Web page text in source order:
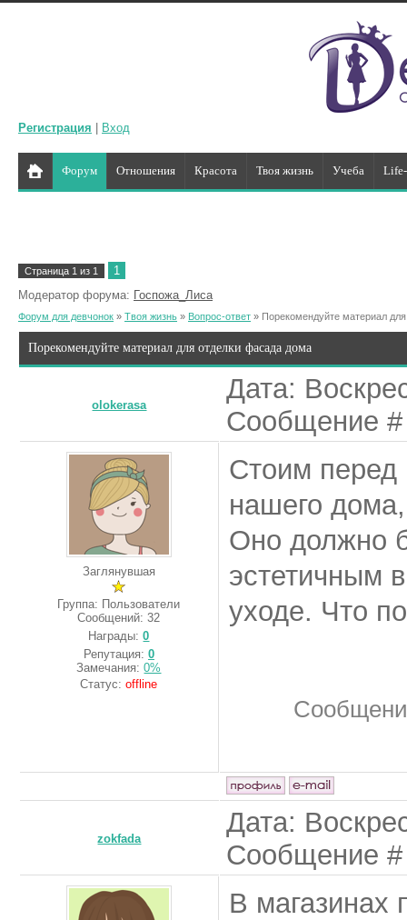
Регистрация Вход
Форум Отношения Красота Твоя жизнь Учеба
Страница 1 из 1
1
Модератор форума: Госпожа_Лиса
Форум для девчонок » Твоя жизнь » Вопрос-ответ » Порекомендуйте материал
Порекомендуйте материал для отделки фасада дома
olokerasa
Дата:
Сообщение
Заглянувшая
Группа: Пользователи
Сообщений:32
Награды:0
Репутация: 0
Замечания:0%
Статус:offline
Стоим
нашего
Оно должно
эстетичным
уходе. Что
zokfada
Дата:
Сообщение
В магазинах